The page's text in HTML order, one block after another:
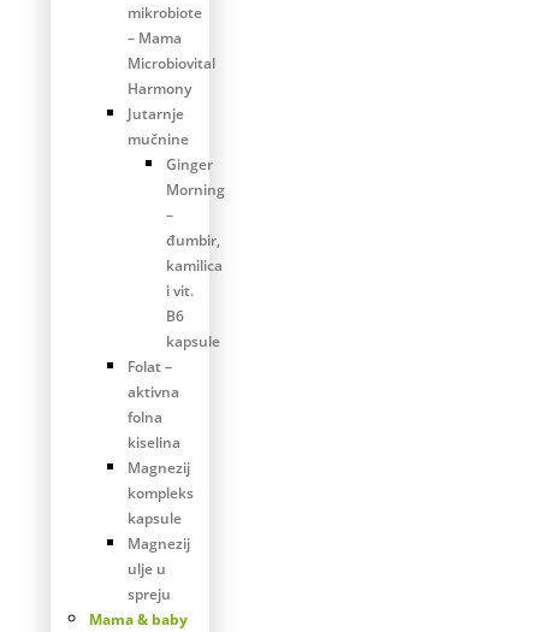
mikrobiote
– Mama
Microbiovital
Harmony
Jutarnje
mučnine
Ginger
Morning
–
đumbir,
kamilica
i vit.
B6
kapsule
Folat –
aktivna
folna
kiselina
Magnezij
kompleks
kapsule
Magnezij
ulje u
spreju
Mama & baby